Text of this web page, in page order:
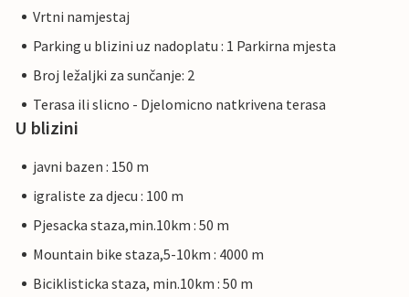
Vrtni namjestaj
Parking u blizini uz nadoplatu : 1 Parkirna mjesta
Broj ležaljki za sunčanje: 2
Terasa ili slicno - Djelomicno natkrivena terasa
U blizini
javni bazen : 150 m
igraliste za djecu : 100 m
Pjesacka staza,min.10km : 50 m
Mountain bike staza,5-10km : 4000 m
Biciklisticka staza, min.10km : 50 m